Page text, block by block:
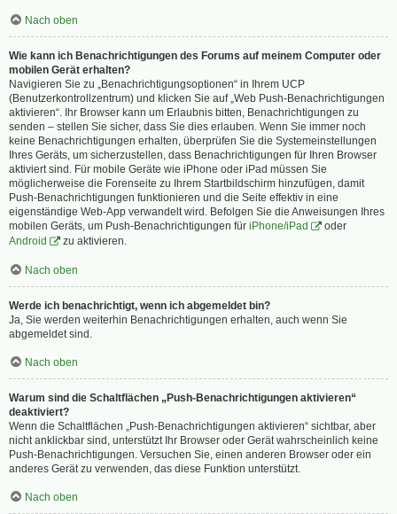
Nach oben
Wie kann ich Benachrichtigungen des Forums auf meinem Computer oder
mobilen Gerät erhalten?
Navigieren Sie zu „Benachrichtigungsoptionen“ in Ihrem UCP
(Benutzerkontrollzentrum) und klicken Sie auf „Web Push-Benachrichtigungen
aktivieren“. Ihr Browser kann um Erlaubnis bitten, Benachrichtigungen zu
senden – stellen Sie sicher, dass Sie dies erlauben. Wenn Sie immer noch
keine Benachrichtigungen erhalten, überprüfen Sie die Systemeinstellungen
Ihres Geräts, um sicherzustellen, dass Benachrichtigungen für Ihren Browser
aktiviert sind. Für mobile Geräte wie iPhone oder iPad müssen Sie
möglicherweise die Forenseite zu Ihrem Startbildschirm hinzufügen, damit
Push-Benachrichtigungen funktionieren und die Seite effektiv in eine
eigenständige Web-App verwandelt wird. Befolgen Sie die Anweisungen Ihres
mobilen Geräts, um Push-Benachrichtigungen für iPhone/iPad
oder
Android
zu aktivieren.
Nach oben
Werde ich benachrichtigt, wenn ich abgemeldet bin?
Ja, Sie werden weiterhin Benachrichtigungen erhalten, auch wenn Sie
abgemeldet sind.
Nach oben
Warum sind die Schaltflächen „Push-Benachrichtigungen aktivieren“
deaktiviert?
Wenn die Schaltflächen „Push-Benachrichtigungen aktivieren“ sichtbar, aber
nicht anklickbar sind, unterstützt Ihr Browser oder Gerät wahrscheinlich keine
Push-Benachrichtigungen. Versuchen Sie, einen anderen Browser oder ein
anderes Gerät zu verwenden, das diese Funktion unterstützt.
Nach oben